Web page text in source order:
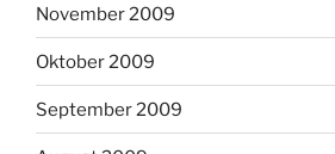
November 2009
Oktober 2009
September 2009